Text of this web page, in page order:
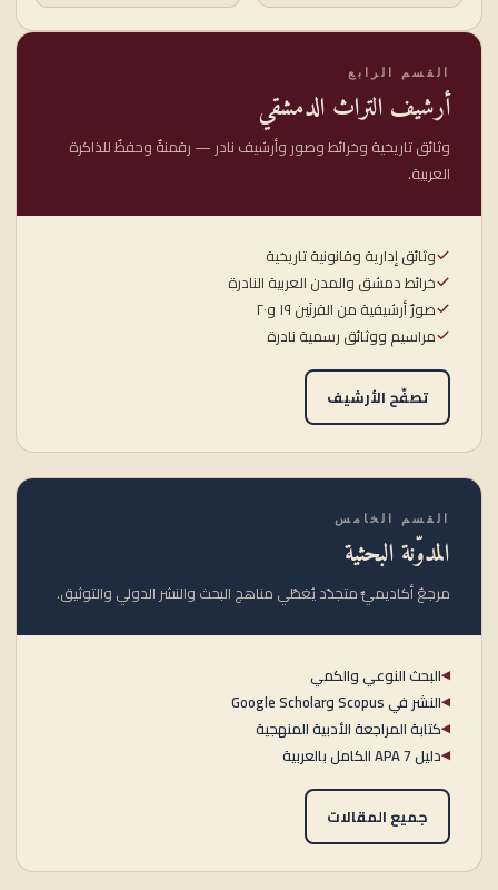
القسم الرابع
أرشيف التراث الدمشقي
وثائق تاريخية وخرائط وصور وأرشيف نادر — رقمنةٌ وحفظٌ للذاكرة
العربية.
وثائق إدارية وقانونية تاريخية
خرائط دمشق والمدن العربية النادرة
صورٌ أرشيفية من القرنَين ١٩ و٢٠
مراسيم ووثائق رسمية نادرة
تصفّح الأرشيف
القسم الخامس
المدوّنة البحثية
مرجعٌ أكاديميٌّ متجدّد يُغطّي مناهج البحث والنشر الدولي والتوثيق.
◀البحث النوعي والكمي
◀النشر في Scopus وGoogle Scholar
◀كتابة المراجعة الأدبية المنهجية
◀دليل APA 7 الكامل بالعربية
جميع المقالات